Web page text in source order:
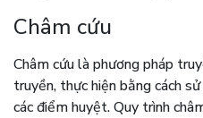
Châm cứu
Châm cứu là phương pháp
truyền, thực hiện bằng cách
các điểm huyệt. Quy trình